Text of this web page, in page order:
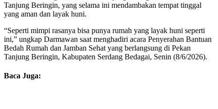
Tanjung Beringin, yang selama ini mendambakan tempat tinggal
yang aman dan layak huni.
“Seperti mimpi rasanya bisa punya rumah yang layak huni seperti
ini,” ungkap Darmawan saat menghadiri acara Penyerahan Bantuan
Bedah Rumah dan Jamban Sehat yang berlangsung di Pekan
Tanjung Beringin, Kabupaten Serdang Bedagai, Senin (8/6/2026).
Baca Juga: